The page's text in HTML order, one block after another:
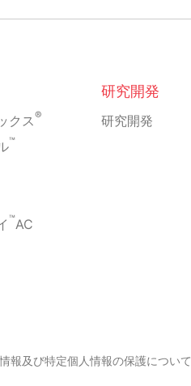
クス®
™
™AC
研究開発
研究開発
報及び特定個人情報の保護について